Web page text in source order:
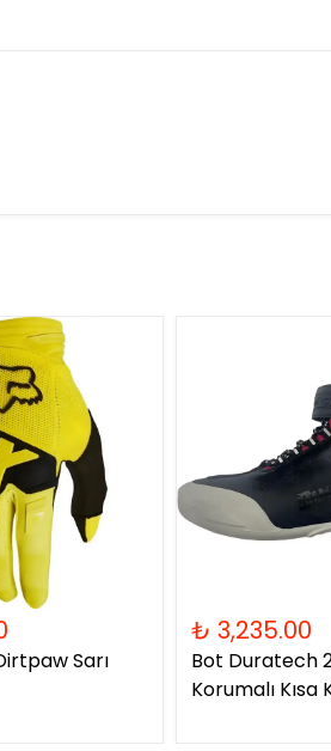
Sarı
₺ 3,235.00
Bot Duratech
Korumalı Kısa